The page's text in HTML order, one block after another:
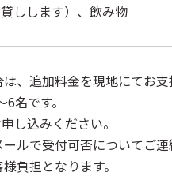
しします）、飲み物
、追加料金を現地にてお支
名です。
し込みください。
ルで受付可否についてご連
負担となります。